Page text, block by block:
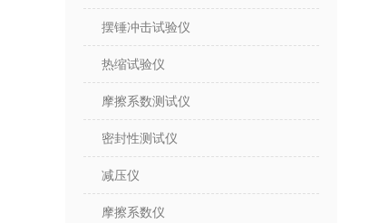
摆锤冲击试验仪
热缩试验仪
摩擦系数测试仪
密封性测试仪
减压仪
摩擦系数仪